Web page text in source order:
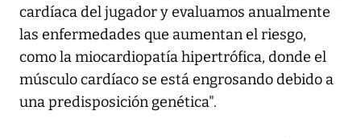
cardíaca del jugador y evaluamos anualmente
las enfermedades que aumentan el riesgo,
como la miocardiopatía hipertrófica, donde el
músculo cardíaco se está engrosando debido a
una predisposición genética".